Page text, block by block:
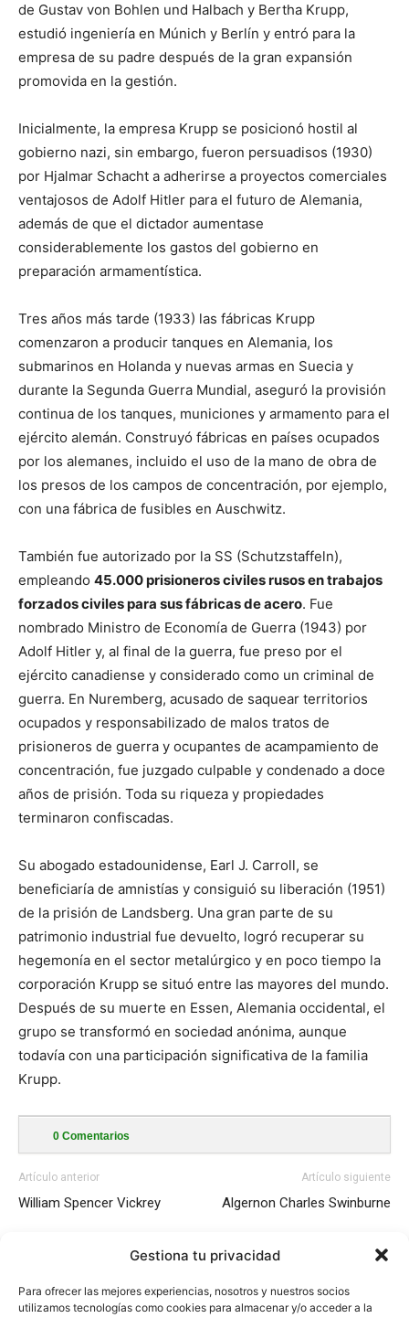
Gestiona tu privacidad
Para ofrecer las mejores experiencias, nosotros y nuestros socios
utilizamos tecnologías como cookies para almacenar y/o acceder a la
de Gustav von Bohlen und Halbach y Bertha Krupp,
estudió ingeniería en Múnich y Berlín y entró para la
empresa de su padre después de la gran expansión
promovida en la gestión.
Inicialmente, la empresa Krupp se posicionó hostil al
gobierno nazi, sin embargo, fueron persuadisos (1930)
por Hjalmar Schacht a adherirse a proyectos comerciales
ventajosos de Adolf Hitler para el futuro de Alemania,
además de que el dictador aumentase
considerablemente los gastos del gobierno en
preparación armamentística.
Tres años más tarde (1933) las fábricas Krupp
comenzaron a producir tanques en Alemania, los
submarinos en Holanda y nuevas armas en Suecia y
durante la Segunda Guerra Mundial, aseguró la provisión
continua de los tanques, municiones y armamento para el
ejército alemán. Construyó fábricas en países ocupados
por los alemanes, incluido el uso de la mano de obra de
los presos de los campos de concentración, por ejemplo,
con una fábrica de fusibles en Auschwitz.
También fue autorizado por la SS (Schutzstaffeln),
empleando 45.000 prisioneros civiles rusos en trabajos
forzados civiles para sus fábricas de acero. Fue
nombrado Ministro de Economía de Guerra (1943) por
Adolf Hitler y, al final de la guerra, fue preso por el
ejército canadiense y considerado como un criminal de
guerra. En Nuremberg, acusado de saquear territorios
ocupados y responsabilizado de malos tratos de
prisioneros de guerra y ocupantes de acampamiento de
concentración, fue juzgado culpable y condenado a doce
años de prisión. Toda su riqueza y propiedades
terminaron confiscadas.
Su abogado estadounidense, Earl J. Carroll, se
beneficiaría de amnistías y consiguió su liberación (1951)
de la prisión de Landsberg. Una gran parte de su
patrimonio industrial fue devuelto, logró recuperar su
hegemonía en el sector metalúrgico y en poco tiempo la
corporación Krupp se situó entre las mayores del mundo.
Después de su muerte en Essen, Alemania occidental, el
grupo se transformó en sociedad anónima, aunque
todavía con una participación significativa de la familia
Krupp.
0 Comentarios
Artículo anterior
William Spencer Vickrey
Artículo siguiente
Algernon Charles Swinburne